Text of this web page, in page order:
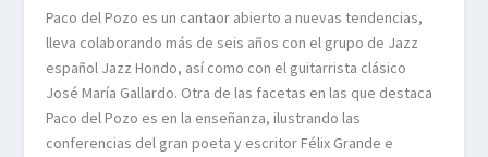
Paco del Pozo es un cantaor abierto a nuevas tendencias,
lleva colaborando más de seis años con el grupo de Jazz
español Jazz Hondo, así como con el guitarrista clásico
José María Gallardo. Otra de las facetas en las que destaca
Paco del Pozo es en la enseñanza, ilustrando las
conferencias del gran poeta y escritor Félix Grande e